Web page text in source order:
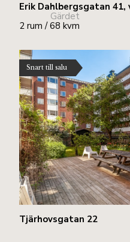
Erik Dahlbergsgatan
Gärdet
2 rum / 68 kvm
Snart till salu
Tjärhovsgatan 22